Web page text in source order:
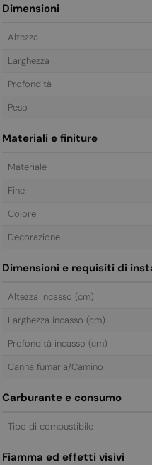
Dimensioni
Altezza
Larghezza
Profondità
Peso
Materiali e finiture
Materiale
Fine
Colore
Decorazione
Dimensioni e requisiti di
Altezza incasso (cm)
Larghezza incasso (cm)
Profondità incasso (cm)
Canna fumaria/Camino
Carburante e consumo
Tipo di combustibile
Fiamma ed effetti visivi